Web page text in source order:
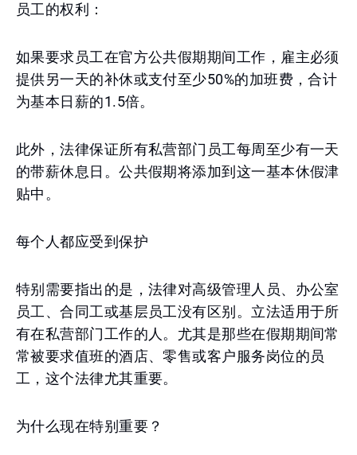
员工的权利：
如果要求员工在官方公共假期期间工作，雇主必须
提供另一天的补休或支付至少50%的加班费，合计
为基本日薪的1.5倍。
此外，法律保证所有私营部门员工每周至少有一天
的带薪休息日。公共假期将添加到这一基本休假津
贴中。
每个人都应受到保护
特别需要指出的是，法律对高级管理人员、办公室
员工、合同工或基层员工没有区别。立法适用于所
有在私营部门工作的人。尤其是那些在假期期间常
常被要求值班的酒店、零售或客户服务岗位的员
工，这个法律尤其重要。
为什么现在特别重要？